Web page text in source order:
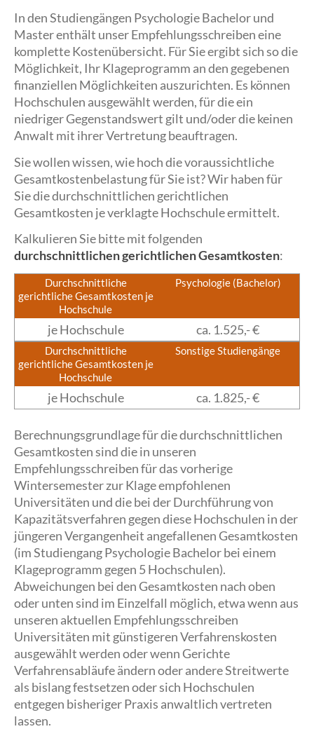
In den Studiengängen Psychologie Bachelor und
Master enthält unser Empfehlungsschreiben eine
komplette Kostenübersicht. Für Sie ergibt sich so die
Möglichkeit, Ihr Klageprogramm an den gegebenen
finanziellen Möglichkeiten auszurichten. Es können
Hochschulen ausgewählt werden, für die ein
niedriger Gegenstandswert gilt und/oder die keinen
Anwalt mit ihrer Vertretung beauftragen.
Sie wollen wissen, wie hoch die voraussichtliche
Gesamtkostenbelastung für Sie ist? Wir haben für
Sie die durchschnittlichen gerichtlichen
Gesamtkosten je verklagte Hochschule ermittelt.
Kalkulieren Sie bitte mit folgenden
durchschnittlichen gerichtlichen Gesamtkosten:
Durchschnittliche
gerichtliche Gesamtkosten je
Hochschule
Psychologie (Bachelor)
je Hochschule ca. 1.525,- €
Durchschnittliche
gerichtliche Gesamtkosten je
Hochschule
Sonstige Studiengänge
je Hochschule ca. 1.825,- €
Berechnungsgrundlage für die durchschnittlichen
Gesamtkosten sind die in unseren
Empfehlungsschreiben für das vorherige
Wintersemester zur Klage empfohlenen
Universitäten und die bei der Durchführung von
Kapazitätsverfahren gegen diese Hochschulen in der
jüngeren Vergangenheit angefallenen Gesamtkosten
(im Studiengang Psychologie Bachelor bei einem
Klageprogramm gegen 5 Hochschulen).
Abweichungen bei den Gesamtkosten nach oben
oder unten sind im Einzelfall möglich, etwa wenn aus
unseren aktuellen Empfehlungsschreiben
Universitäten mit günstigeren Verfahrenskosten
ausgewählt werden oder wenn Gerichte
Verfahrensabläufe ändern oder andere Streitwerte
als bislang festsetzen oder sich Hochschulen
entgegen bisheriger Praxis anwaltlich vertreten
lassen.